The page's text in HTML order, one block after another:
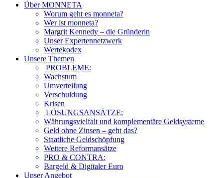
Über MONNETA
Worum geht es monneta?
Wer ist monneta?
Margrit Kennedy – die Gründerin
Unser Expertennetzwerk
Wertekodex
Unsere Themen
PROBLEME:
Wachstum
Umverteilung
Verschuldung
Krisen
LÖSUNGSANSÄTZE:
Währungsvielfalt und komplementäre Geldsysteme
Geld ohne Zinsen – geht das?
Staatliche Geldschöpfung
Weitere Reformansätze
PRO & CONTRA:
Bargeld & Digitaler Euro
Unser Angebot